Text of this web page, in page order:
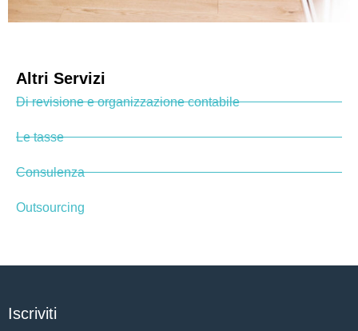
Altri Servizi
Di revisione e organizzazione contabile
Le tasse
Consulenza
Outsourcing
Iscriviti